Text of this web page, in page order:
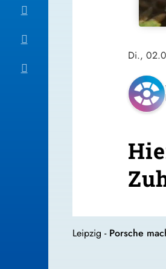
Di.,
Leipzig - Porsche